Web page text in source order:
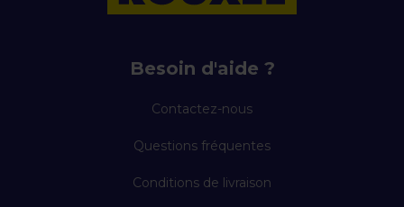
Besoin d'aide ?
Contactez-nous
Questions fréquentes
Conditions de livraison